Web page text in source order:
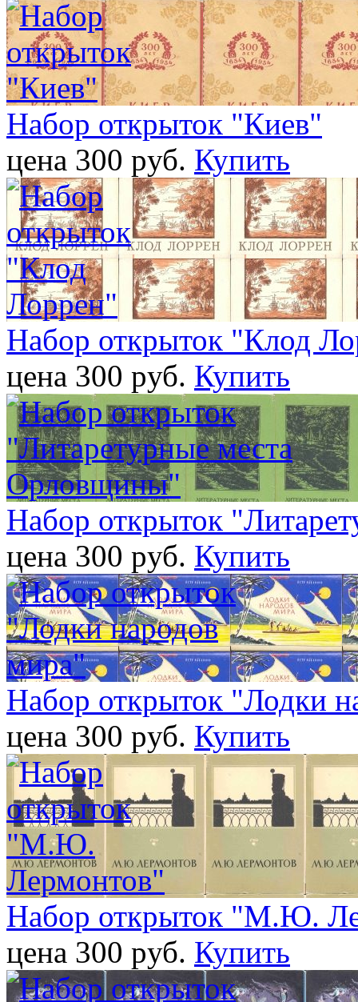
Набор открыток "Киев"
цена 300 pуб. Купить
Набор открыток "Клод
цена 300 pуб. Купить
Набор открыток
цена 300 pуб. Купить
Набор открыток "Лодки
цена 300 pуб. Купить
Набор открыток "М.Ю.
цена 300 pуб. Купить